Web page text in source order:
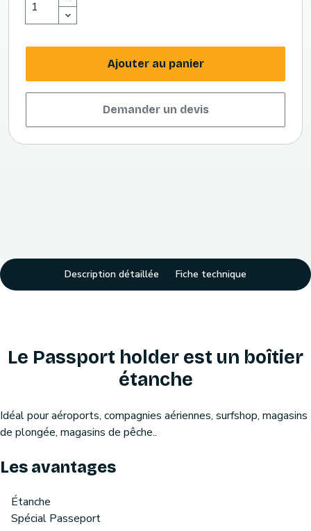
Ajouter au panier
Demander un devis
Description détaillée Fiche technique
Le Passport holder est un boîtier
étanche
Idéal pour aéroports, compagnies aériennes, surfshop, magasins
de plongée, magasins de pêche..
Les avantages
Étanche
Spécial Passeport